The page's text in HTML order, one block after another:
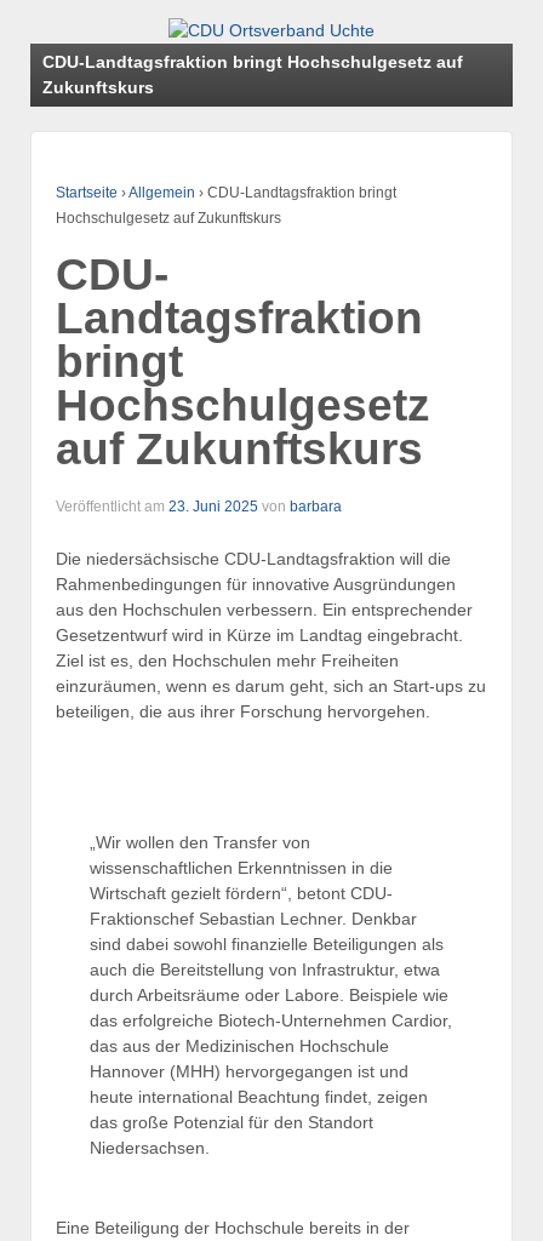
CDU-Landtagsfraktion bringt Hochschulgesetz auf
Zukunftskurs
Startseite ›Allgemein › CDU-Landtagsfraktion bringt
Hochschulgesetz auf Zukunftskurs
CDU-
Landtagsfraktion
bringt
Hochschulgesetz
auf Zukunftskurs
Veröffentlicht am 23. Juni 2025 von barbara
Die niedersächsische CDU-Landtagsfraktion will die
Rahmenbedingungen für innovative Ausgründungen
aus den Hochschulen verbessern. Ein entsprechender
Gesetzentwurf wird in Kürze im Landtag eingebracht.
Ziel ist es, den Hochschulen mehr Freiheiten
einzuräumen, wenn es darum geht, sich an Start-ups zu
beteiligen, die aus ihrer Forschung hervorgehen.
„Wir wollen den Transfer von
wissenschaftlichen Erkenntnissen in die
Wirtschaft gezielt fördern“, betont CDU-
Fraktionschef Sebastian Lechner. Denkbar
sind dabei sowohl finanzielle Beteiligungen als
auch die Bereitstellung von Infrastruktur, etwa
durch Arbeitsräume oder Labore. Beispiele wie
das erfolgreiche Biotech-Unternehmen Cardior,
das aus der Medizinischen Hochschule
Hannover (MHH) hervorgegangen ist und
heute international Beachtung findet, zeigen
das große Potenzial für den Standort
Niedersachsen.
Eine Beteiligung der Hochschule bereits in der